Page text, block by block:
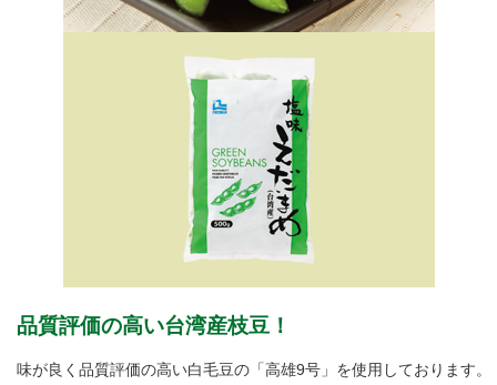
品質評価の高い台湾産枝豆！
味が良く品質評価の高い白毛豆の「高雄9号」を使用しております。